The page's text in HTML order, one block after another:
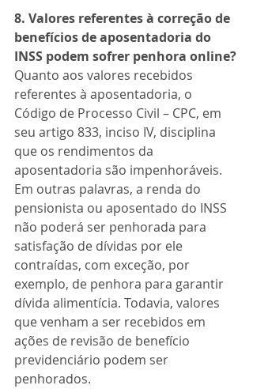
8. Valores referentes à correção de
benefícios de aposentadoria do
INSS podem sofrer penhora online?
Quanto aos valores recebidos
referentes à aposentadoria, o
Código de Processo Civil – CPC, em
seu artigo 833, inciso IV, disciplina
que os rendimentos da
aposentadoria são impenhoráveis.
Em outras palavras, a renda do
pensionista ou aposentado do INSS
não poderá ser penhorada para
satisfação de dívidas por ele
contraídas, com exceção, por
exemplo, de penhora para garantir
dívida alimentícia. Todavia, valores
que venham a ser recebidos em
ações de revisão de benefício
previdenciário podem ser
penhorados.